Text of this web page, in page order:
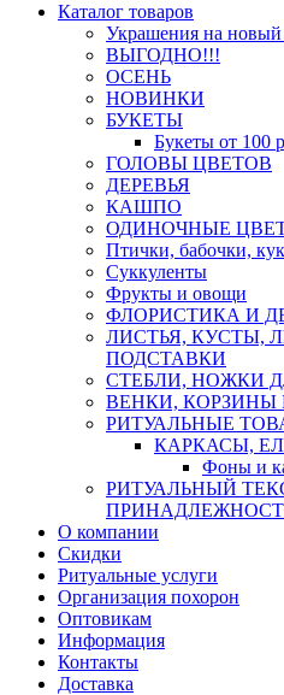
Каталог товаров
Украшения на новый
ВЫГОДНО!!!
ОСЕНЬ
НОВИНКИ
БУКЕТЫ
Букеты от 100
ГОЛОВЫ ЦВЕТОВ
ДЕРЕВЬЯ
КАШПО
ОДИНОЧНЫЕ
Птички, бабочки,
Суккуленты
Фрукты и овощи
ФЛОРИСТИКА И
ЛИСТЬЯ, КУСТЫ,
ПОДСТАВКИ
СТЕБЛИ, НОЖКИ
ВЕНКИ, КОРЗИНЫ
РИТУАЛЬНЫЕ
КАРКАСЫ,
Фоны и
РИТУАЛЬНЫЙ
О компании
Скидки
Ритуальные услуги
Организация похорон
Оптовикам
Информация
Контакты
Доставка